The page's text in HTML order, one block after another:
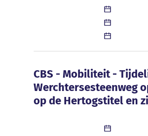
CBS - Mobiliteit -
CBS - Mobiliteit -
Werchtersesteenweg
op de Hertogstitel en